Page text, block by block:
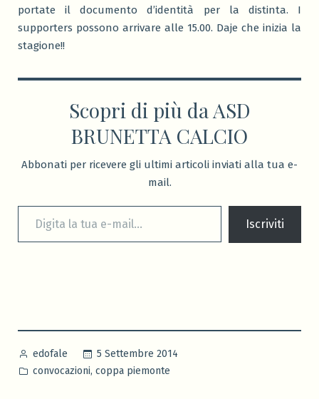
portate il documento d’identità per la distinta. I
supporters possono arrivare alle 15.00. Daje che inizia la
stagione!!
Scopri di più da ASD
BRUNETTA CALCIO
Abbonati per ricevere gli ultimi articoli inviati alla tua e-
mail.
Digita la tua e-mail...
Iscriviti
Pubblicato
da
edofale
5 Settembre 2014
Pubblicato
convocazioni, coppa piemonte